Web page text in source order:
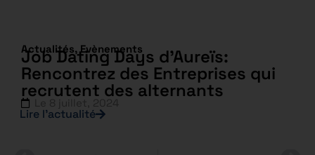
Actualités,Evènements
Job Dating Days d’Aureïs:
Rencontrez des Entreprises qui
recrutent des alternants
Lire l’actualité